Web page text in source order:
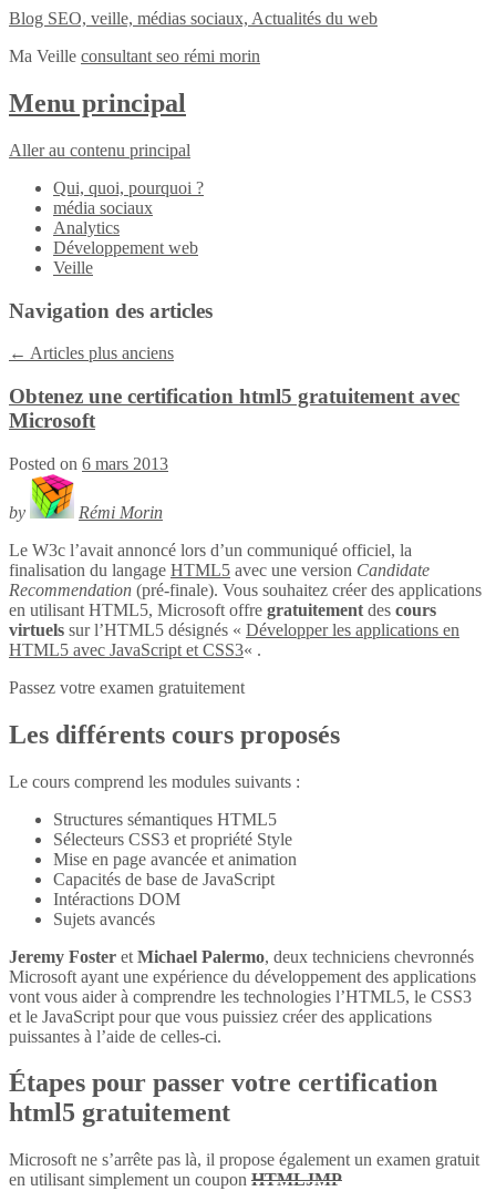
Blog SEO, veille, médias sociaux, Actualités du web
Ma Veille consultant seo rémi morin
Menu principal
Aller au contenu principal
Qui, quoi, pourquoi ?
média sociaux
Analytics
Développement web
Veille
Navigation des articles
← Articles plus anciens
Obtenez une certification html5 gratuitement avec
Microsoft
Posted on 6 mars 2013
by
Rémi Morin
Le W3c l’avait annoncé lors d’un communiqué officiel, la
finalisation du langage HTML5 avec une version Candidate
Recommendation (pré-finale). Vous souhaitez créer des applications
en utilisant HTML5, Microsoft offre gratuitement des cours
virtuels sur l’HTML5 désignés « Développer les applications en
HTML5 avec JavaScript et CSS3« .
Passez votre examen gratuitement
Les différents cours proposés
Le cours comprend les modules suivants :
Structures sémantiques HTML5
Sélecteurs CSS3 et propriété Style
Mise en page avancée et animation
Capacités de base de JavaScript
Intéractions DOM
Sujets avancés
Jeremy Foster et Michael Palermo, deux techniciens chevronnés
Microsoft ayant une expérience du développement des applications
vont vous aider à comprendre les technologies l’HTML5, le CSS3
et le JavaScript pour que vous puissiez créer des applications
puissantes à l’aide de celles-ci.
Étapes pour passer votre certification
html5 gratuitement
Microsoft ne s’arrête pas là, il propose également un examen gratuit
en utilisant simplement un coupon HTMLJMP